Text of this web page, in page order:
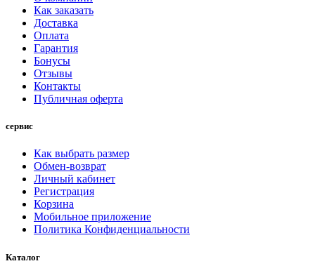
Как заказать
Доставка
Оплата
Гарантия
Бонусы
Отзывы
Контакты
Публичная оферта
сервис
Как выбрать размер
Обмен-возврат
Личный кабинет
Регистрация
Корзина
Мобильное приложение
Политика Конфиденциальности
Каталог